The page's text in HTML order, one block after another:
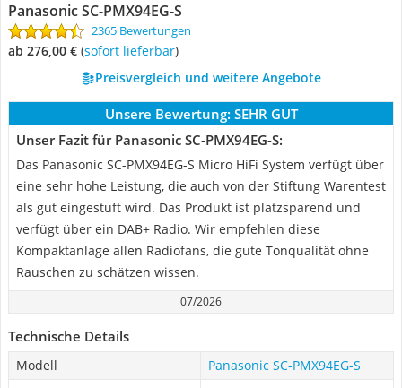
Panasonic SC-PMX94EG-S
2365 Bewertungen
ab 276,00 € ( Sofort lieferbar)
Preisvergleich und weitere Angebote
Unsere Bewertung: SEHR GUT
Unser Fazit für Panasonic SC-PMX94EG-S:
Das Panasonic SC-PMX94EG-S Micro HiFi System verfügt über
eine sehr hohe Leistung, die auch von der Stiftung Warentest
als gut eingestuft wird. Das Produkt ist platzsparend und
verfügt über ein DAB+ Radio. Wir empfehlen diese
Kompaktanlage allen Radiofans, die gute Tonqualität ohne
Rauschen zu schätzen wissen.
07/2026
Technische Details
Modell
Panasonic SC-PMX94EG-S